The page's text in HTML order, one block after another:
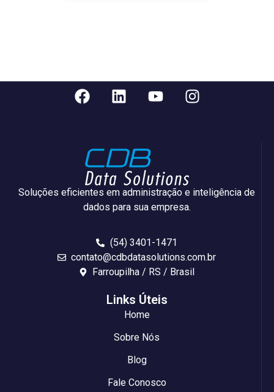
Soluções eficientes em administração e inteligência de
dados para sua empresa.
(54) 3401-1471
contato@cdbdatasolutions.com.br
Farroupilha / RS / Brasil
Links Úteis
Home
Sobre Nós
Blog
Fale Conosco